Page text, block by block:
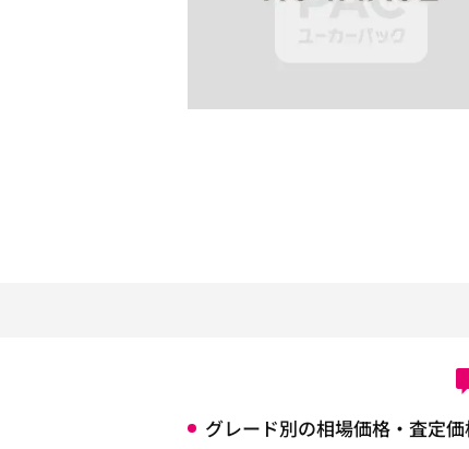
グレード別の相場価格・査定